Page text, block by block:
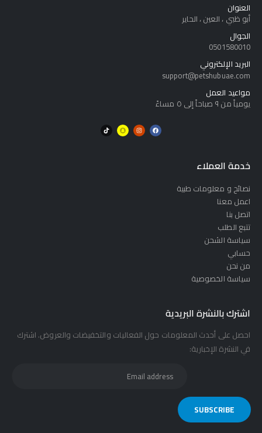
العنوان
أبو ظبي ، العين ، الحاير
الجوال
0501580010
البريد الإلكتروني
support@petshubuae.com
مواعيد العمل
يومياً من ٩ صباحاً إلى ٥ مساءً
خدمة العملاء
نصائح و معلومات طبية
اعمل معنا
اتصل بنا
تتبع الطلب
سياسة الشحن
حسابي
من نحن
سياسة الخصوصية
اشترك بالنشرة البريدية
احصل على أحدث المعلومات حول الفعاليات والتخفيضات والعروض. اشترك
في النشرة الإخبارية: